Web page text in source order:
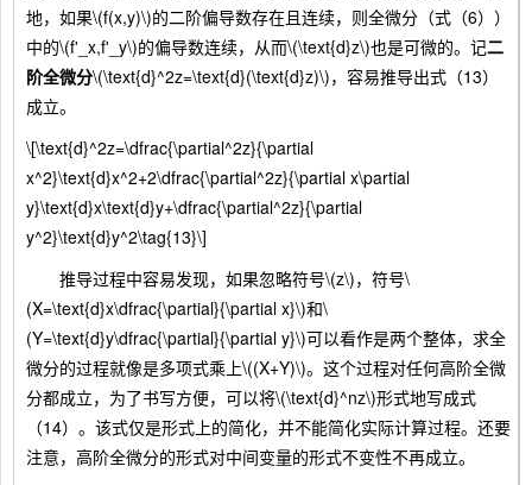
地，如果\(f(x,y)\)的二阶偏导数存在且连续，则全微分（式（6））
中的\(f'_x,f'_y\)的偏导数连续，从而\(\text{d}z\)也是可微的。记二
阶全微分\(\text{d}^2z=\text{d}(\text{d}z)\)，容易推导出式（13）
成立。
\[\text{d}^2z=\dfrac{\partial^2z}{\partial
x^2}\text{d}x^2+2\dfrac{\partial^2z}{\partial x\partial
y}\text{d}x\text{d}y+\dfrac{\partial^2z}{\partial
y^2}\text{d}y^2\tag{13}\]
推导过程中容易发现，如果忽略符号\(z\)，符号\
(X=\text{d}x\dfrac{\partial}{\partial x}\)和\
(Y=\text{d}y\dfrac{\partial}{\partial y}\)可以看作是两个整体，求全
微分的过程就像是多项式乘上\((X+Y)\)。这个过程对任何高阶全微
分都成立，为了书写方便，可以将\(\text{d}^nz\)形式地写成式
（14）。该式仅是形式上的简化，并不能简化实际计算过程。还要
注意，高阶全微分的形式对中间变量的形式不变性不再成立。